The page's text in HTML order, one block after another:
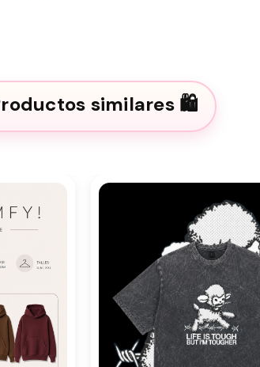
similares